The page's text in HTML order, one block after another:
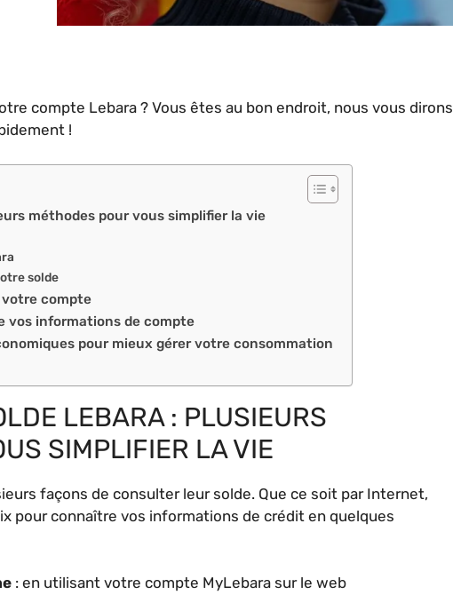
compte Lebara ? Vous êtes au bon endroit, nous vous dirons
!
méthodes pour vous simplifier la vie
solde
compte
vos informations de compte
pour mieux gérer votre consommation
LEBARA : PLUSIEURS
SIMPLIFIER LA VIE
façons de consulter leur solde. Que ce soit par Internet,
pour connaître vos informations de crédit en quelques
: en utilisant votre compte MyLebara sur le web